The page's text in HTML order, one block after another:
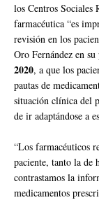
los Centros Sociales
farmacéutica “es
revisión en los
Oro Fernández en su
2020, a que los
pautas de
situación clínica del
de ir adaptándose a
“Los farmacéuticos
paciente, tanto la de
contrastamos la
medicamentos